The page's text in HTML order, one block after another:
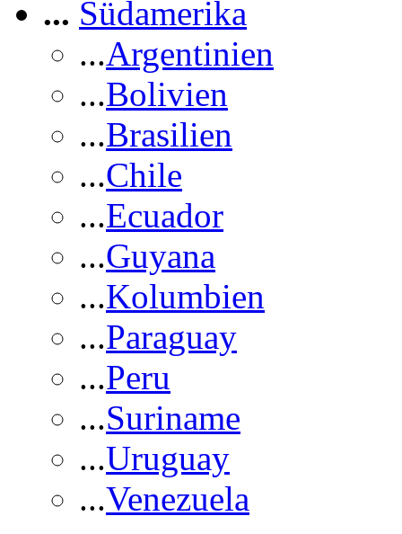
... Südamerika
...Argentinien
...Bolivien
...Brasilien
...Chile
...Ecuador
...Guyana
...Kolumbien
...Paraguay
...Peru
...Suriname
...Uruguay
...Venezuela